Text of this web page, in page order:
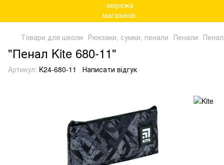
Товари для школи Рюкзаки, сумки, пенали Пенали
"Пенал Kite 680-11"
Артикул: K24-680-11 Написати відгук